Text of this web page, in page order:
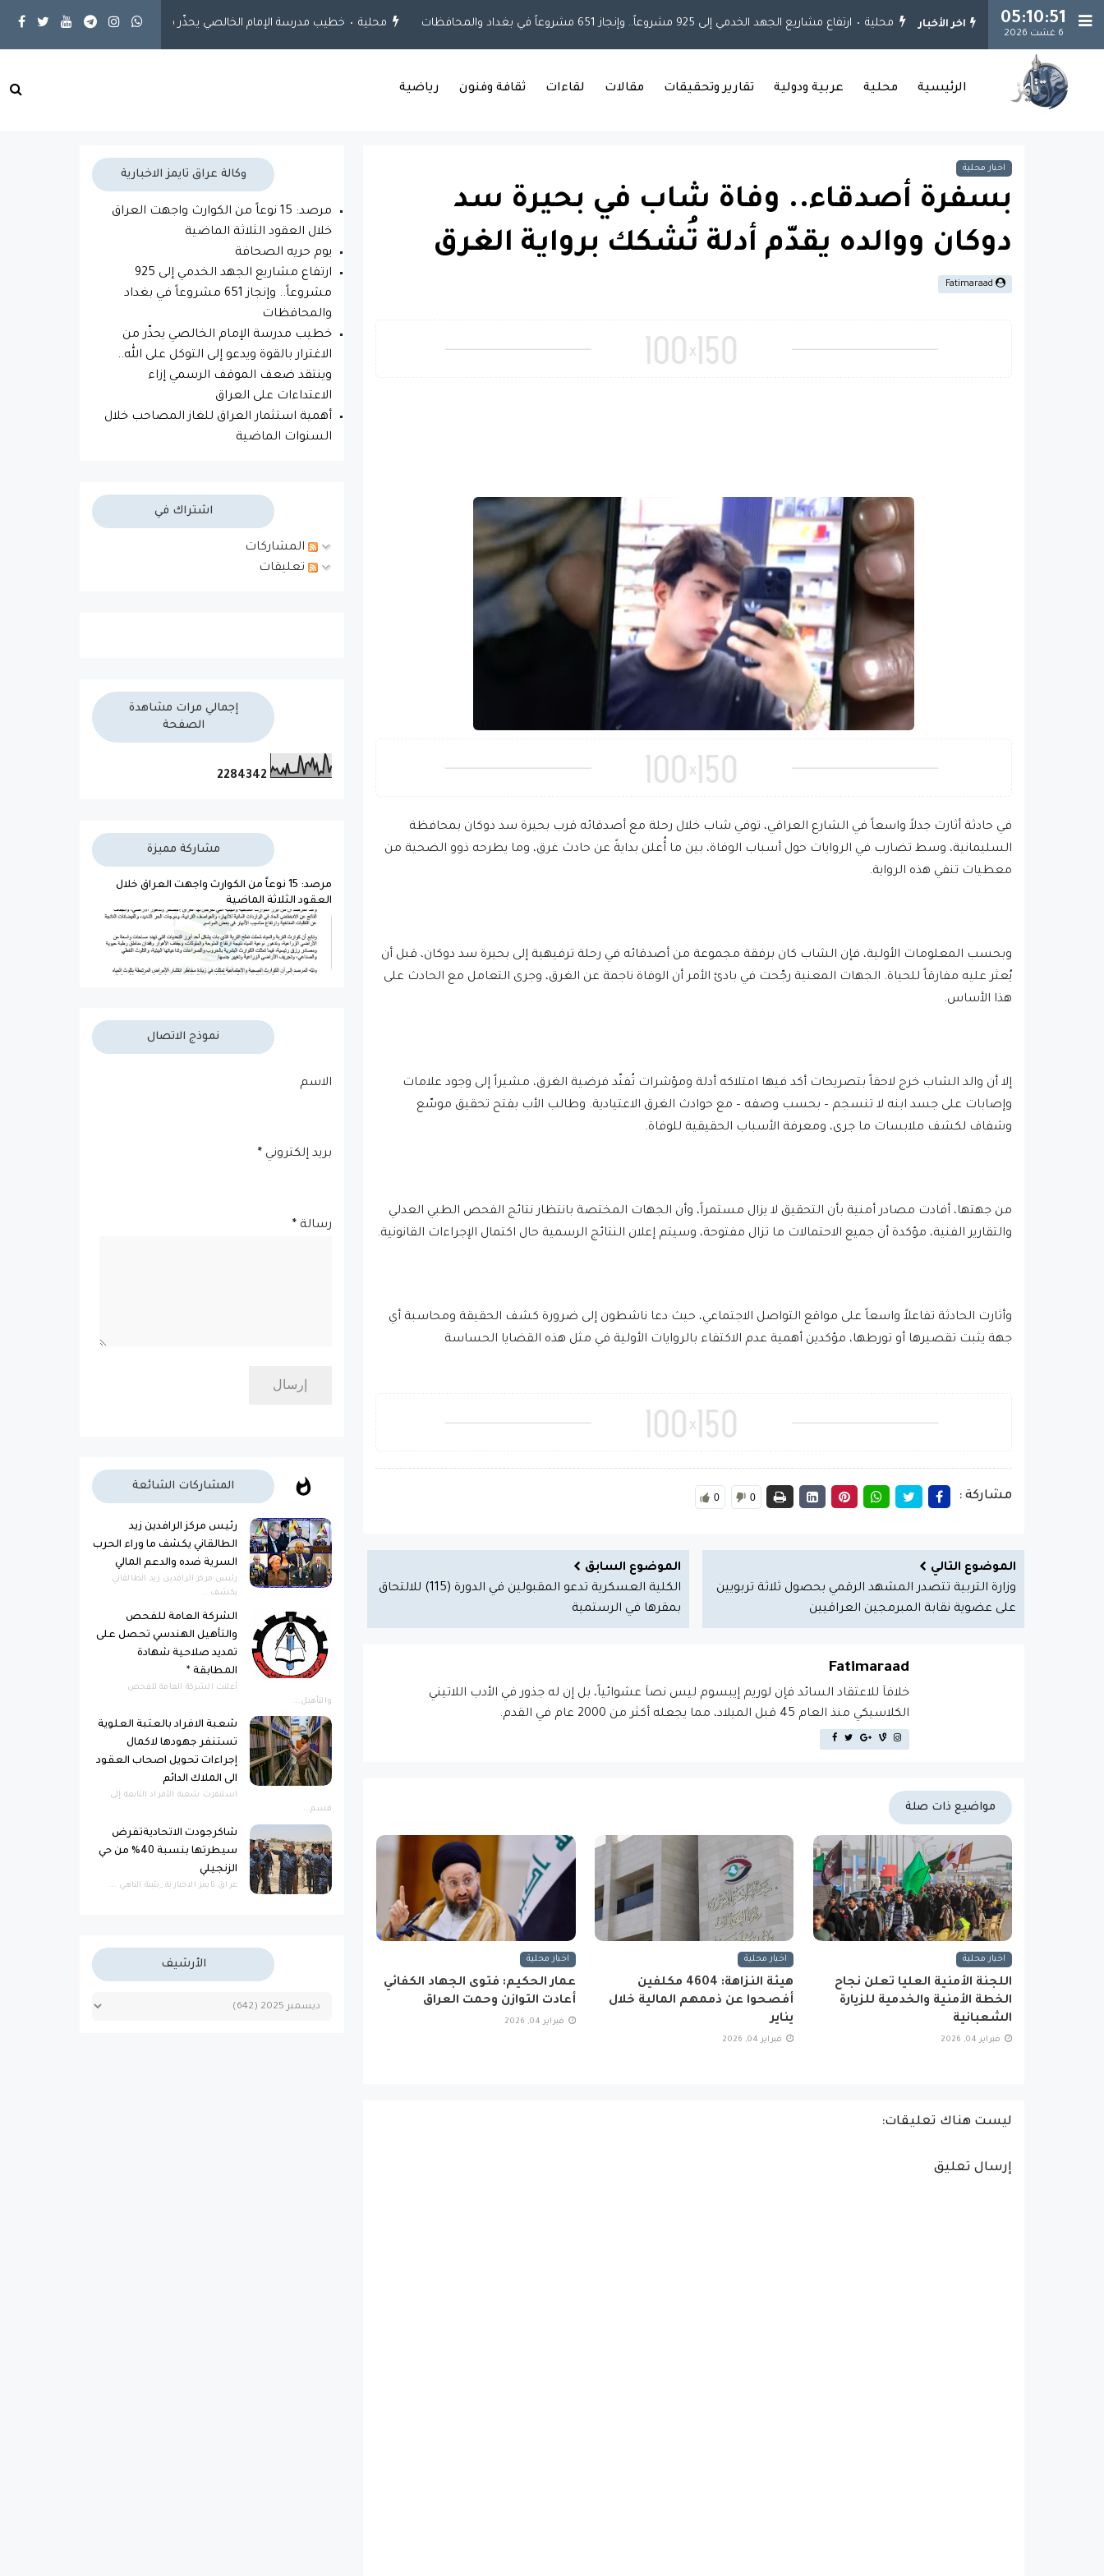
05:10:51
6 غشت 2026
اخر الأخبار محلية ارتفاع مشاريع الجهد الخدمي إلى 925 مشروعاً.. وإنجاز 651 مشروعاً في بغداد والمحافظات محلية خطيب مدرسة الإمام الخالصي يحذّر من الاغترار بالقوة ويدعو إلى التوكل
الرئيسية محلية عربية ودولية تقارير وتحقيقات مقالات لقاءات ثقافة وفنون رياضية
اخبار محلية
بسفرة أصدقاء.. وفاة شاب في بحيرة سد
دوكان ووالده يقدّم أدلة تُشكك برواية الغرق
Fatimaraad
في حادثة أثارت جدلاً واسعاً في الشارع العراقي، توفي شاب خلال رحلة مع أصدقائه قرب بحيرة سد دوكان بمحافظة
السليمانية، وسط تضارب في الروايات حول أسباب الوفاة، بين ما أُعلن بدايةً عن حادث غرق، وما يطرحه ذوو الضحية من
معطيات تنفي هذه الرواية.
وبحسب المعلومات الأولية، فإن الشاب كان برفقة مجموعة من أصدقائه في رحلة ترفيهية إلى بحيرة سد دوكان، قبل أن
يُعثر عليه مفارقاً للحياة. الجهات المعنية رجّحت في بادئ الأمر أن الوفاة ناجمة عن الغرق، وجرى التعامل مع الحادث على
هذا الأساس.
إلا أن والد الشاب خرج لاحقاً بتصريحات أكد فيها امتلاكه أدلة ومؤشرات تُفنّد فرضية الغرق، مشيراً إلى وجود علامات
وإصابات على جسد ابنه لا تنسجم – بحسب وصفه – مع حوادث الغرق الاعتيادية. وطالب الأب بفتح تحقيق موسّع
وشفاف لكشف ملابسات ما جرى، ومعرفة الأسباب الحقيقية للوفاة.
من جهتها، أفادت مصادر أمنية بأن التحقيق لا يزال مستمراً، وأن الجهات المختصة بانتظار نتائج الفحص الطبي العدلي
والتقارير الفنية، مؤكدة أن جميع الاحتمالات ما تزال مفتوحة، وسيتم إعلان النتائج الرسمية حال اكتمال الإجراءات القانونية.
وأثارت الحادثة تفاعلاً واسعاً على مواقع التواصل الاجتماعي، حيث دعا ناشطون إلى ضرورة كشف الحقيقة ومحاسبة أي
جهة يثبت تقصيرها أو تورطها، مؤكدين أهمية عدم الاكتفاء بالروايات الأولية في مثل هذه القضايا الحساسة
مشاركة : 0 0
الموضوع التالي
وزارة التربية تتصدر المشهد الرقمي بحصول ثلاثة تربويين
على عضوية نقابة المبرمجين العراقيين
الموضوع السابق
الكلية العسكرية تدعو المقبولين في الدورة (115) للالتحاق
بمقرها في الرستمية
Fatimaraad
خلافاَ للاعتقاد السائد فإن لوريم إيبسوم ليس نصاَ عشوائياً، بل إن له جذور في الأدب اللاتيني
الكلاسيكي منذ العام 45 قبل الميلاد، مما يجعله أكثر من 2000 عام في القدم.
مواضيع ذات صلة
اخبار محلية
اللجنة الأمنية العليا تعلن نجاح
الخطة الأمنية والخدمية للزيارة
الشعبانية
فبراير 04, 2026
اخبار محلية
هيئة النزاهة: 4604 مكلفين
أفصحوا عن ذممهم المالية خلال
يناير
فبراير 04, 2026
اخبار محلية
عمار الحكيم: فتوى الجهاد الكفائي
أعادت التوازن وحمت العراق
فبراير 04, 2026
ليست هناك تعليقات:
إرسال تعليق
وكالة عراق تايمز الاخبارية
مرصد: 15 نوعاً من الكوارث واجهت العراق
خلال العقود الثلاثة الماضية
يوم حريه الصحافة
ارتفاع مشاريع الجهد الخدمي إلى 925
مشروعاً.. وإنجاز 651 مشروعاً في بغداد
والمحافظات
خطيب مدرسة الإمام الخالصي يحذّر من
الاغترار بالقوة ويدعو إلى التوكل على الله..
وينتقد ضعف الموقف الرسمي إزاء
الاعتداءات على العراق
أهمية استثمار العراق للغاز المصاحب خلال
السنوات الماضية
اشتراك في
المشاركات
تعليقات
إجمالي مرات مشاهدة
الصفحة
2284342
مشاركة مميزة
مرصد: 15 نوعاً من الكوارث واجهت العراق خلال
العقود الثلاثة الماضية
نموذج الاتصال
الاسم
بريد إلكتروني *
رسالة *
المشاركات الشائعة
رئيس مركز الرافدين زيد
الطالقاني يكشف ما وراء الحرب
السرية ضده والدعم المالي
رئيس مركز الرافدين زيد الطالقاني
يكشف...
الشركة العامة للفحص
والتأهيل الهندسي تحصل على
تمديد صلاحية شهادة
المطابقة *
أعلنت الشركة العامة للفحص
والتأهيل...
شعبة الافراد بالعتبة العلوية
تستنفر جهودها لاكمال
إجراءات تحويل اصحاب العقود
الى الملاك الدائم
استنفرت شعبة الأفراد التابعة إلى
قسم...
شاكرجودت الاتحاديةتفرض
سيطرتها بنسبة 40% من حي
الزنجيلي
عراق تايمز الاخبارية _بثينة الناهي ...
الأرشيف